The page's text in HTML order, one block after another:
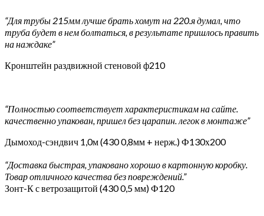
“Для трубы 215мм лучше брать хомут на 220.я думал, что
труба будет в нем болтаться, в результате пришлось править
на наждаке”
Кронштейн раздвижной стеновой ф210
“Полностью соответствует характеристикам на сайте.
качественно упакован, пришел без царапин. легок в монтаже”
Дымоход-сэндвич 1,0м (430 0,8мм + нерж.) Ф130х200
“Доставка быстрая, упаковано хорошо в картонную коробку.
Товар отличного качества без повреждений.”
Зонт-К с ветрозащитой (430 0,5 мм) Ф120